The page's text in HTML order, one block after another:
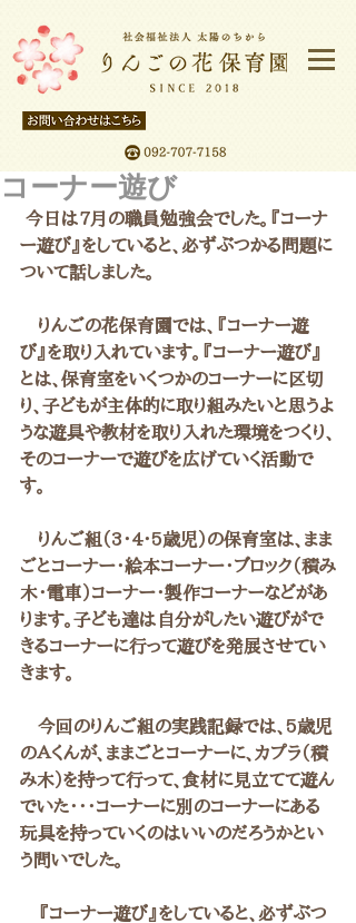
コーナー遊び
ー遊び』をしていると、必ずぶつかる問題に
ついて話しました。
りんごの花保育園では、『コーナー遊
び』を取り入れています。『コーナー遊び』
とは、保育室をいくつかのコーナーに区切
り、子どもが主体的に取り組みたいと思うよ
うな遊具や教材を取り入れた環境をつくり、
そのコーナーで遊びを広げていく活動で
す。
りんご組（3・4・5歳児）の保育室は、まま
ごとコーナー・絵本コーナー・ブロック（積み
木・電車）コーナー・製作コーナーなどがあ
ります。子ども達は自分がしたい遊びがで
きるコーナーに行って遊びを発展させてい
きます。
今回のりんご組の実践記録では、5歳児
のＡくんが、ままごとコーナーに、カプラ（積
み木）を持って行って、食材に見立てて遊ん
でいた・・・コーナーに別のコーナーにある
玩具を持っていくのはいいのだろうかとい
う問いでした。
『コーナー遊び』をしていると、必ずぶつ